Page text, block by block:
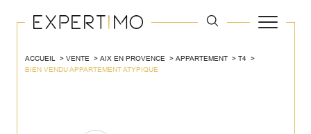
ACCUEIL VENTE AIX EN PROVENCE APPARTEMENT
T4
BIEN VENDU APPARTEMENT ATYPIQUE